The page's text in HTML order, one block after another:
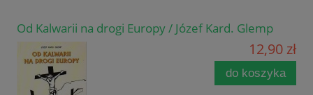
Od Kalwarii na drogi Europy / Józef Kard. Glemp
12,90 zł
do koszyka